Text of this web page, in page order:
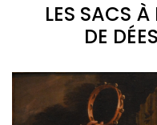
LES SACS
DE